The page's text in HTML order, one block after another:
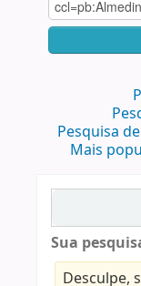
Pesquisa
Mais
Sua
Desculpe,